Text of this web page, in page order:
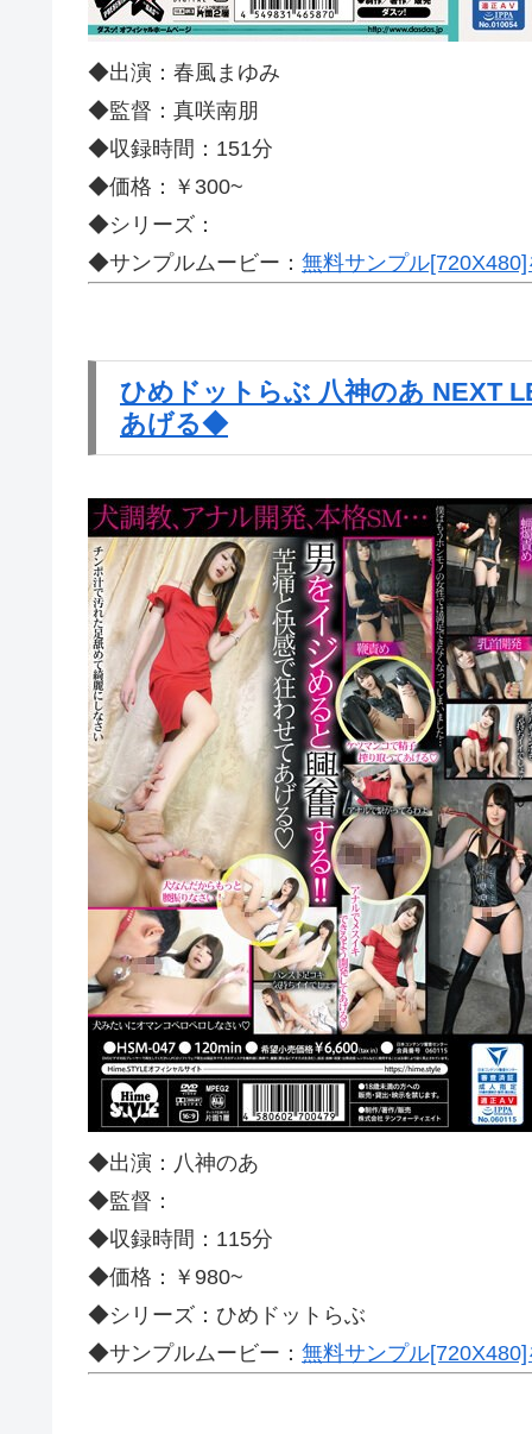
◆出演：春風まゆみ
◆監督：真咲南朋
◆収録時間：151分
◆価格：￥300~
◆シリーズ：
◆サンプルムービー： 無料サンプル
ひめドットらぶ 八神のあ NEXT
あげる◆
◆出演：八神のあ
◆監督：
◆収録時間：115分
◆価格：￥980~
◆シリーズ：ひめドットらぶ
◆サンプルムービー： 無料サンプル